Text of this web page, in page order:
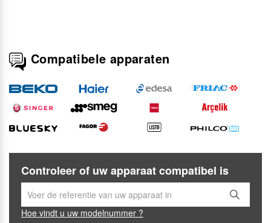
Compatibele apparaten
Controleer of uw apparaat compatibel is
Hoe vindt u uw modelnummer ?